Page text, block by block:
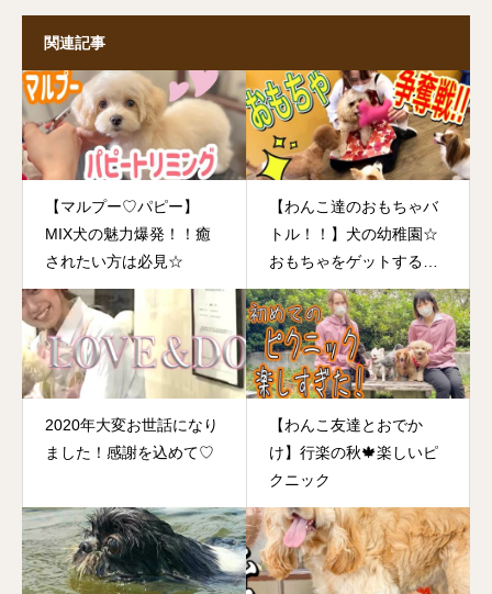
関連記事
【マルプー♡パピー】
MIX犬の魅力爆発！！癒
されたい方は必見☆
【わんこ達のおもちゃバ
トル！！】犬の幼稚園☆
おもちゃをゲットするの
はどのコだ～？！わんこ
達は必死！見てる方はち
ょっと笑っちゃいます♡
2020年大変お世話になり
ました！感謝を込めて♡
【わんこ友達とおでか
け】行楽の秋🍁楽しいピ
クニック